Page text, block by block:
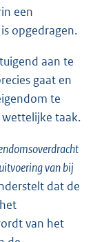
een
opgedragen.
aan te
gaat en
te
taak.
van bij
dat de
van het